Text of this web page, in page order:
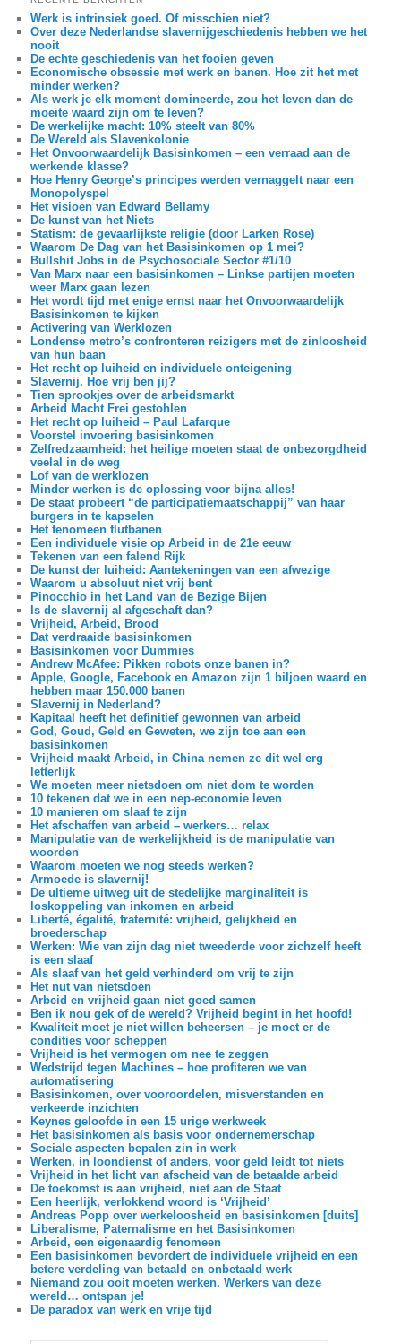
Werk is intrinsiek goed. Of misschien niet?
Over deze Nederlandse slavernijgeschiedenis hebben we het
nooit
De echte geschiedenis van het fooien geven
Economische obsessie met werk en banen. Hoe zit het met
minder werken?
Als werk je elk moment domineerde, zou het leven dan de
moeite waard zijn om te leven?
De werkelijke macht: 10% steelt van 80%
De Wereld als Slavenkolonie
Het Onvoorwaardelijk Basisinkomen – een verraad aan de
werkende klasse?
Hoe Henry George’s principes werden vernaggelt naar een
Monopolyspel
Het visioen van Edward Bellamy
De kunst van het Niets
Statism: de gevaarlijkste religie (door Larken Rose)
Waarom De Dag van het Basisinkomen op 1 mei?
Bullshit Jobs in de Psychosociale Sector #1/10
Van Marx naar een basisinkomen – Linkse partijen moeten
weer Marx gaan lezen
Het wordt tijd met enige ernst naar het Onvoorwaardelijk
Basisinkomen te kijken
Activering van Werklozen
Londense metro’s confronteren reizigers met de zinloosheid
van hun baan
Het recht op luiheid en individuele onteigening
Slavernij. Hoe vrij ben jij?
Tien sprookjes over de arbeidsmarkt
Arbeid Macht Frei gestohlen
Het recht op luiheid – Paul Lafarque
Voorstel invoering basisinkomen
Zelfredzaamheid: het heilige moeten staat de onbezorgdheid
veelal in de weg
Lof van de werklozen
Minder werken is de oplossing voor bijna alles!
De staat probeert “de participatiemaatschappij” van haar
burgers in te kapselen
Het fenomeen flutbanen
Een individuele visie op Arbeid in de 21e eeuw
Tekenen van een falend Rijk
De kunst der luiheid: Aantekeningen van een afwezige
Waarom u absoluut niet vrij bent
Pinocchio in het Land van de Bezige Bijen
Is de slavernij al afgeschaft dan?
Vrijheid, Arbeid, Brood
Dat verdraaide basisinkomen
Basisinkomen voor Dummies
Andrew McAfee: Pikken robots onze banen in?
Apple, Google, Facebook en Amazon zijn 1 biljoen waard en
hebben maar 150.000 banen
Slavernij in Nederland?
Kapitaal heeft het definitief gewonnen van arbeid
God, Goud, Geld en Geweten, we zijn toe aan een
basisinkomen
Vrijheid maakt Arbeid, in China nemen ze dit wel erg
letterlijk
We moeten meer nietsdoen om niet dom te worden
10 tekenen dat we in een nep-economie leven
10 manieren om slaaf te zijn
Het afschaffen van arbeid – werkers… relax
Manipulatie van de werkelijkheid is de manipulatie van
woorden
Waarom moeten we nog steeds werken?
Armoede is slavernij!
De ultieme uitweg uit de stedelijke marginaliteit is
loskoppeling van inkomen en arbeid
Liberté, égalité, fraternité: vrijheid, gelijkheid en
broederschap
Werken: Wie van zijn dag niet tweederde voor zichzelf heeft
is een slaaf
Als slaaf van het geld verhinderd om vrij te zijn
Het nut van nietsdoen
Arbeid en vrijheid gaan niet goed samen
Ben ik nou gek of de wereld? Vrijheid begint in het hoofd!
Kwaliteit moet je niet willen beheersen – je moet er de
condities voor scheppen
Vrijheid is het vermogen om nee te zeggen
Wedstrijd tegen Machines – hoe profiteren we van
automatisering
Basisinkomen, over vooroordelen, misverstanden en
verkeerde inzichten
Keynes geloofde in een 15 urige werkweek
Het basisinkomen als basis voor ondernemerschap
Sociale aspecten bepalen zin in werk
Werken, in loondienst of anders, voor geld leidt tot niets
Vrijheid in het licht van afscheid van de betaalde arbeid
De toekomst is aan vrijheid, niet aan de Staat
Een heerlijk, verlokkend woord is ‘Vrijheid’
Andreas Popp over werkeloosheid en basisinkomen [duits]
Liberalisme, Paternalisme en het Basisinkomen
Arbeid, een eigenaardig fenomeen
Een basisinkomen bevordert de individuele vrijheid en een
betere verdeling van betaald en onbetaald werk
Niemand zou ooit moeten werken. Werkers van deze
wereld… ontspan je!
De paradox van werk en vrije tijd